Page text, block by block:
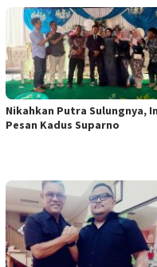
Nikahkan Putra Sulungnya,
Pesan Kadus Suparno